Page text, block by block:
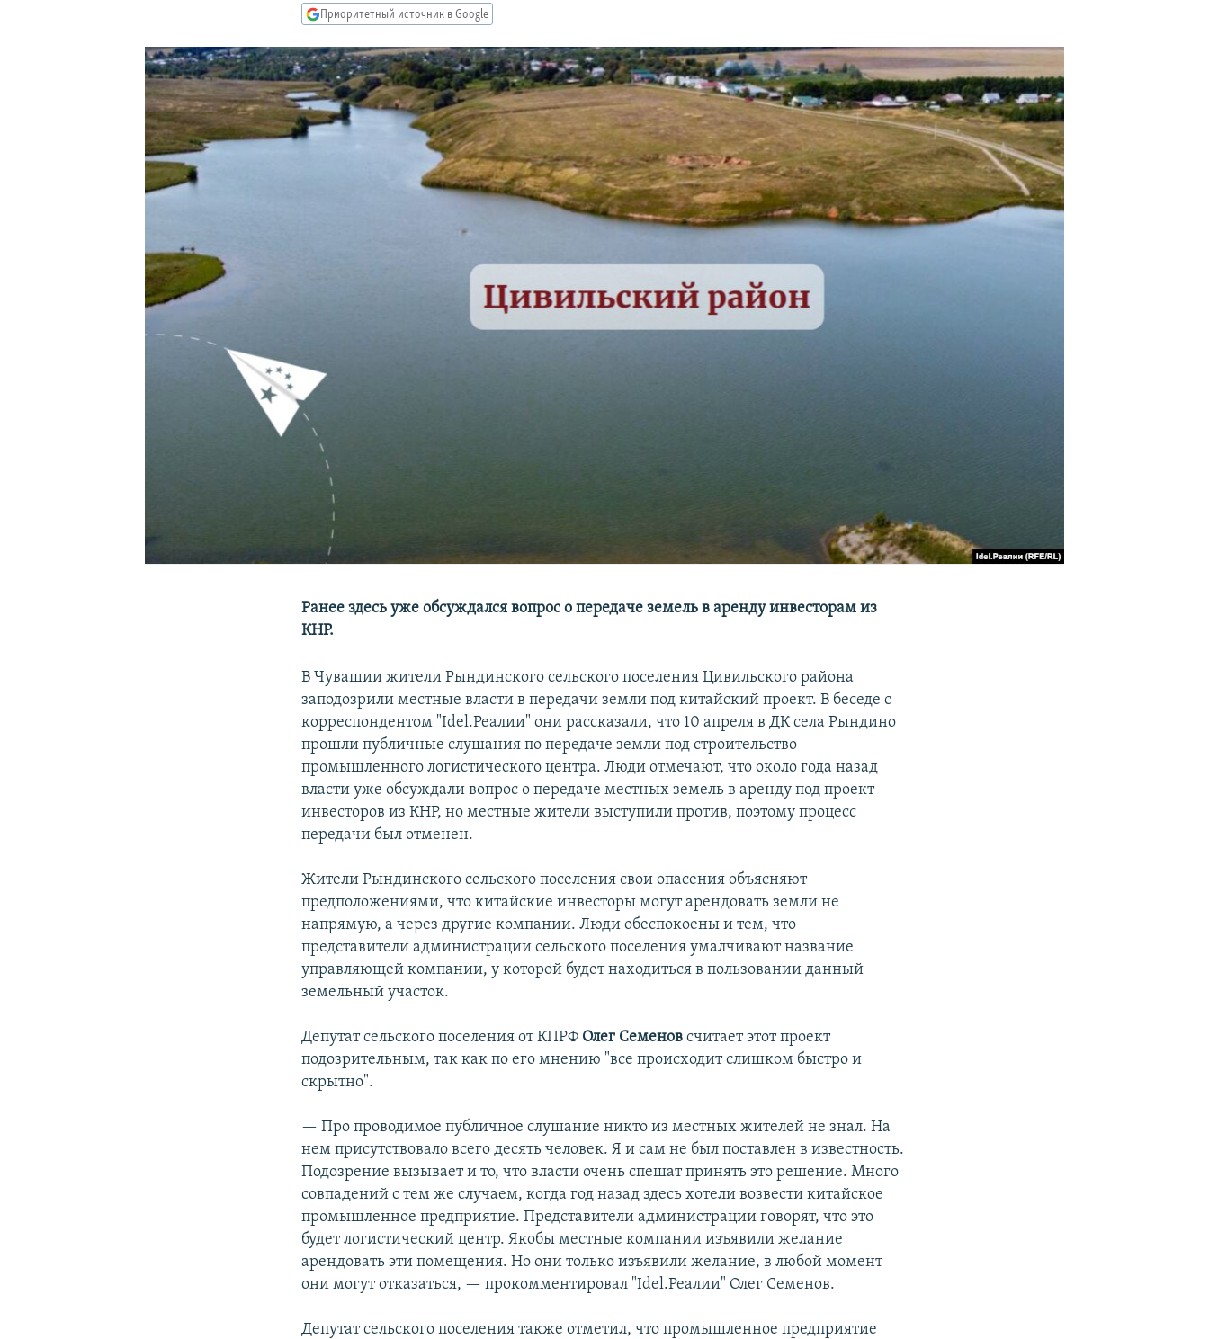
Приоритетный источник в Google
Ранее здесь уже обсуждался вопрос о передаче земель в аренду инвесторам из
КНР.
В Чувашии жители Рындинского сельского поселения Цивильского района
заподозрили местные власти в передачи земли под китайский проект. В беседе с
корреспондентом "Idel.Реалии" они рассказали, что 10 апреля в ДК села Рындино
прошли публичные слушания по передаче земли под строительство
промышленного логистического центра. Люди отмечают, что около года назад
власти уже обсуждали вопрос о передаче местных земель в аренду под проект
инвесторов из КНР, но местные жители выступили против, поэтому процесс
передачи был отменен.
Жители Рындинского сельского поселения свои опасения объясняют
предположениями, что китайские инвесторы могут арендовать земли не
напрямую, а через другие компании. Люди обеспокоены и тем, что
представители администрации сельского поселения умалчивают название
управляющей компании, у которой будет находиться в пользовании данный
земельный участок.
Депутат сельского поселения от КПРФ Олег Семенов считает этот проект
подозрительным, так как по его мнению "все происходит слишком быстро и
скрытно".
— Про проводимое публичное слушание никто из местных жителей не знал. На
нем присутствовало всего десять человек. Я и сам не был поставлен в известность.
Подозрение вызывает и то, что власти очень спешат принять это решение. Много
совпадений с тем же случаем, когда год назад здесь хотели возвести китайское
промышленное предприятие. Представители администрации говорят, что это
будет логистический центр. Якобы местные компании изъявили желание
арендовать эти помещения. Но они только изъявили желание, в любой момент
они могут отказаться, — прокомментировал "Idel.Реалии" Олег Семенов.
Депутат сельского поселения также отметил, что промышленное предприятие